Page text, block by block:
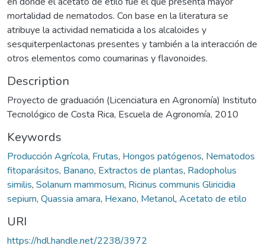
mortalidad de nematodos. Con base en la literatura se
atribuye la actividad nematicida a los alcaloides y
sesquiterpenlactonas presentes y también a la interacción de
otros elementos como coumarinas y flavonoides.
Description
Proyecto de graduación (Licenciatura en Agronomía) Instituto
Tecnológico de Costa Rica, Escuela de Agronomía, 2010
Keywords
Producción Agrícola, Frutas, Hongos patógenos, Nematodos
fitoparásitos, Banano, Extractos de plantas, Radopholus
similis, Solanum mammosum, Ricinus communis Gliricidia
sepium, Quassia amara, Hexano, Metanol, Acetato de etilo
URI
https://hdl.handle.net/2238/3972